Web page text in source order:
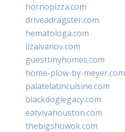
hornopizza.com
driveadragster.com
hematologa.com
lizaivanov.com
guesttinyhomes.com
home-plow-by-meyer.com
palatelatincuisine.com
blackdoglegacy.com
eatvivahouston.com
thebigshowok.com